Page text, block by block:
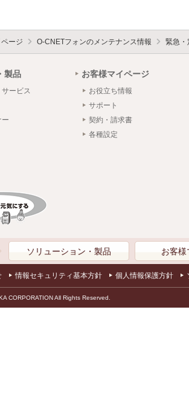
ージ O-CNETフォンのメンテナンス情報 緊急・
製品
ービス
ー
お客様マイページ
お役立ち情報
サポート
契約・請求書
各種設定
ソリューション・製品 お客様
情報セキュリティ基本方針 個人情報保護方針
CORPORATION All Rights Reserved.